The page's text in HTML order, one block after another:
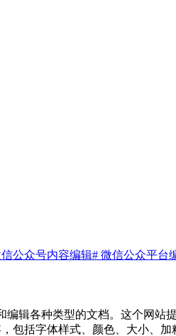
公众号内容编辑# 微信公众平台
辑各种类型的文档。这个网
包括字体样式、颜色、大小、